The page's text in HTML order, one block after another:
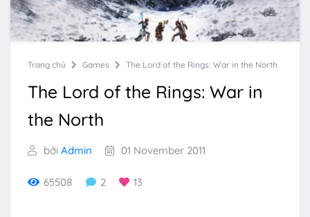
Trang chủ Games The Lord of the Rings: War in the North
The Lord of the Rings: War in
the North
bởi Admin 01 November 2011
65508 2 13